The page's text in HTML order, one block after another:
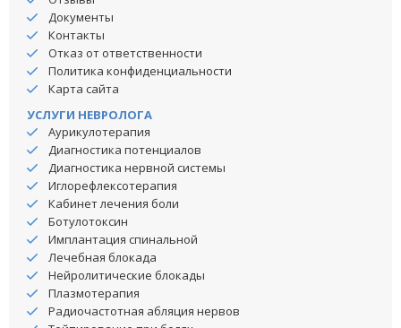
Документы
Контакты
Отказ от ответственности
Политика конфиденциальности
Карта сайта
УСЛУГИ НЕВРОЛОГА
Аурикулотерапия
Диагностика потенциалов
Диагностика нервной системы
Иглорефлексотерапия
Кабинет лечения боли
Ботулотоксин
Имплантация спинальной
Лечебная блокада
Нейролитические блокады
Плазмотерапия
Радиочастотная абляция нервов